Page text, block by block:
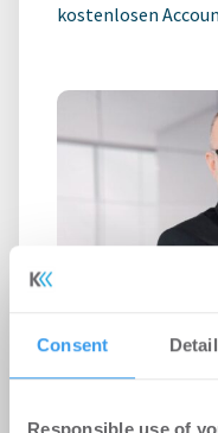
Consent
Responsible use of
kostenlosen
Roland D.
Business
Personalien -